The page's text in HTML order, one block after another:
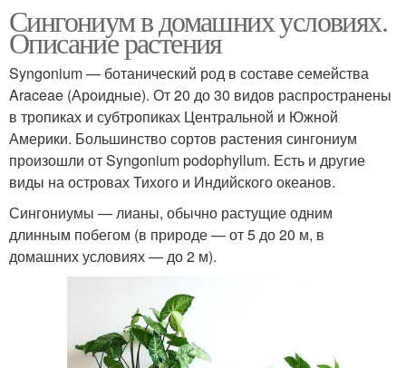
Сингониум в домашних условиях.
Описание растения
Syngonium — ботанический род в составе семейства
Araceae (Ароидные). От 20 до 30 видов распространены
в тропиках и субтропиках Центральной и Южной
Америки. Большинство сортов растения сингониум
произошли от Syngonium podophyllum. Есть и другие
виды на островах Тихого и Индийского океанов.
Сингониумы — лианы, обычно растущие одним
длинным побегом (в природе — от 5 до 20 м, в
домашних условиях — до 2 м).